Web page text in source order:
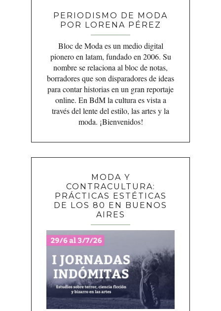
PERIODISMO DE MODA
POR LORENA PÉREZ
Bloc de Moda es un medio digital
pionero en latam, fundado en 2006. Su
nombre se relaciona al bloc de notas,
borradores que son disparadores de ideas
para contar historias en un gran reportaje
online. En BdM la cultura es vista a
través del lente del estilo, las artes y la
moda. ¡Bienvenidos!
MODA Y
CONTRACULTURA:
PRÁCTICAS ESTÉTICAS
DE LOS 80 EN BUENOS
AIRES